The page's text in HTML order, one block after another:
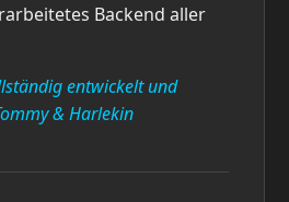
Backend aller
entwickelt und
& Harlekin